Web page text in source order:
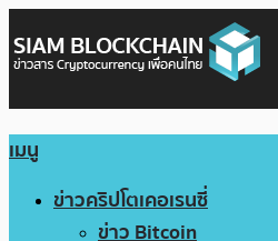
เมนู
ข่าวคริปโตเคอเรนซี่
ข่าว Bitcoin